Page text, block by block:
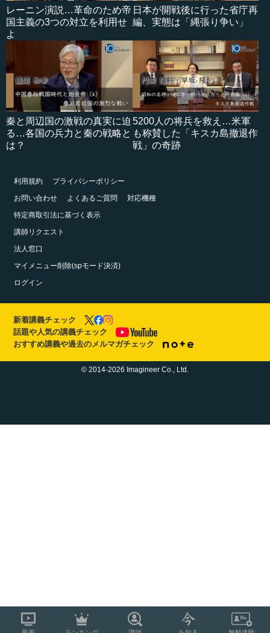
レーニン演説…革命のため帝
国主義の3つの対立を利用せ
よ
日本が開戦後に行った省庁再
編、実態は「縄張り争い」
秦と周辺国の激戦の真実に迫
る…各国の兵力と秦の戦略と
は？
5200人の将兵を救え…米軍
も称賛した「キスカ島撤退作
戦」の奇跡
利用規約
プライバシーポリシー
お問い合わせ
よくあるご質問
対応機種
特定商取引法に基づく表示
講師リクエスト
法人窓口
マイメニュー削除(spモード決済)
ログイン
新着講義チェック
話題や人気の講義チェック
おすすめ講義や過去のメルマガチェック
© 2014-2026 Imagineer Co., Ltd.